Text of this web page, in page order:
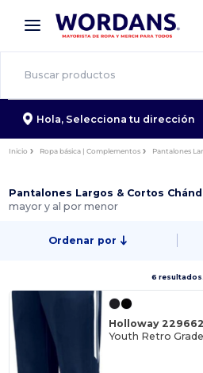
× App de Wordans
¡Mejores precios en app!
Hola, Selecciona tu dirección
Inicio Ropa básica | Complementos Pantalones
Pantalones Largos & Cortos
mayor y al por menor
Ordenar por
6 resultados.
Holloway 229662
Youth Retro